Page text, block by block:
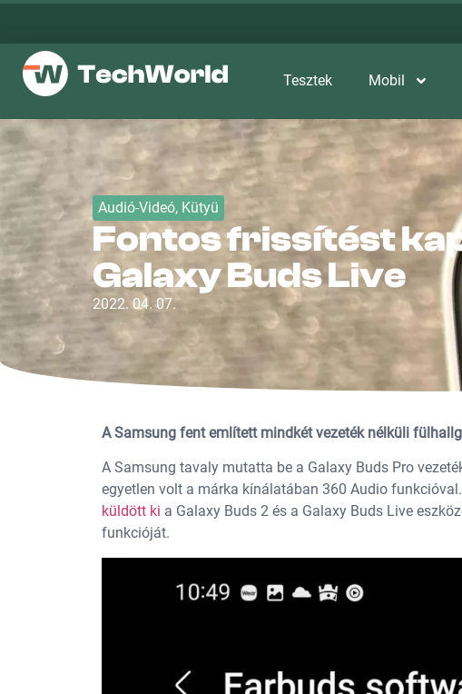
Tesztek Mobil
Audió-Videó, Kütyü
Fontos frissítést
Galaxy Buds Live
2022. 04. 07.
A Samsung fent említett mindkét vezeték nélküli
A Samsung tavaly mutatta be a Galaxy Buds Pro
egyetlen volt a márka kínálatában 360 Audio
küldött ki a Galaxy Buds 2 és a Galaxy Buds Live
funkcióját.